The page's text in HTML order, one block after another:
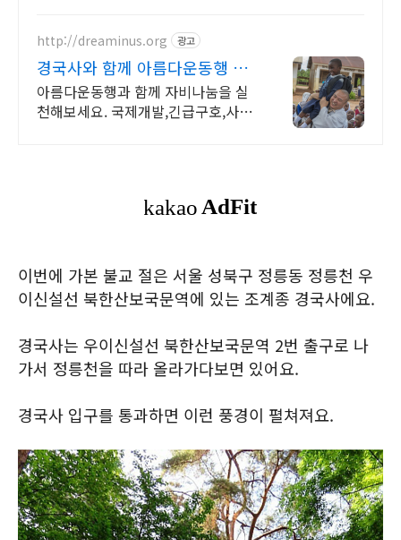
http://dreaminus.org 광고
경국사와 함께 아름다운동행 대
한불교조계종 설립 모금기관
아름다운동행과 함께 자비나눔을 실
천해보세요. 국제개발,긴급구호,사회
이번에 가본 불교 절은 서울 성북구 정릉동 정릉천 우
이신설선 북한산보국문역에 있는 조계종 경국사에요.
경국사는 우이신설선 북한산보국문역 2번 출구로 나
가서 정릉천을 따라 올라가다보면 있어요.
경국사 입구를 통과하면 이런 풍경이 펼쳐져요.